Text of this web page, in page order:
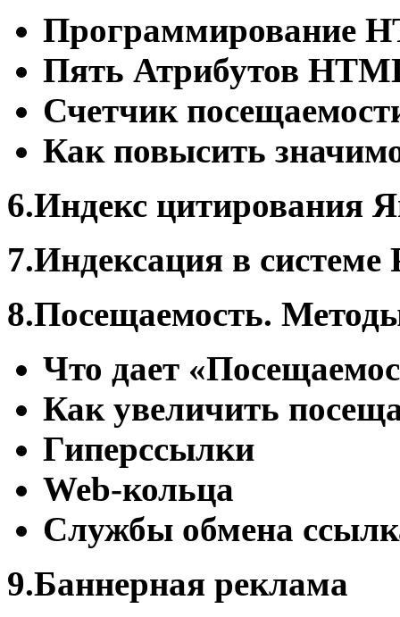
Программирование
Пять Атрибутов
Счетчик
Как повысить
6.Индекс цитирования
7.Индексация в системе
8.Посещаемость.
Что дает
Как увеличить
Гиперссылки
Web-кольца
Службы обмена
9.Баннерная реклама